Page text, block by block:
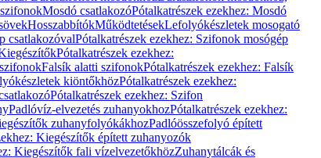
Mosdó csatlakozóPótalkatrészek ezekhez: Mosdó
HosszabbítókMűködtetésekLefolyókészletek mosogató
csatlakozóvalPótalkatrészek ezekhez: Szifonok mosógép
Pótalkatrészek ezekhez:
Falsík alatti szifonokPótalkatrészek ezekhez: Falsík
kiöntőkhözPótalkatrészek ezekhez:
Pótalkatrészek ezekhez: Szifon
Padlóvíz-elvezetés zuhanyokhozPótalkatrészek ezekhez:
zuhanyfolyókákhozPadlóösszefolyó épített
Kiegészítők épített zuhanyozók
Kiegészítők fali vízelvezetőkhözZuhanytálcák és